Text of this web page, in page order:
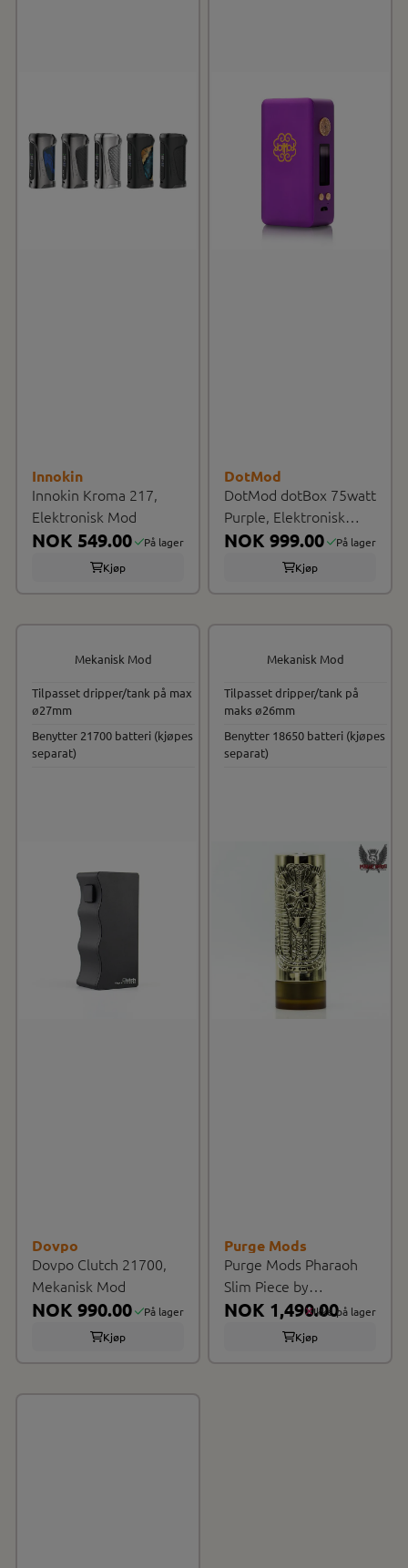
Innokin
Innokin Kroma 217,
Elektronisk Mod
NOK 549.00
På lager
Kjøp
DotMod
DotMod dotBox 75watt
Purple, Elektronisk
Mod
NOK 999.00
På lager
Kjøp
Dovpo
Dovpo Clutch 21700,
Mekanisk Mod
NOK 990.00
På lager
Kjøp
Mekanisk Mod
Tilpasset dripper/tank på max
ø27mm
Benytter 21700 batteri (kjøpes
separat)
Purge Mods
Purge Mods Pharaoh
Slim Piece by
Hagermann Series ...
NOK 1,490.00Ikke på lager
Kjøp
Mekanisk Mod
Tilpasset dripper/tank på
maks ø26mm
Benytter 18650 batteri (kjøpes
separat)